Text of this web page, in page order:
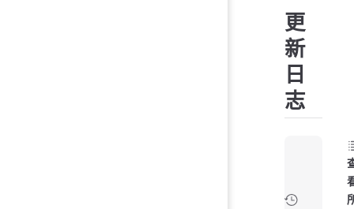
更
新
日
志